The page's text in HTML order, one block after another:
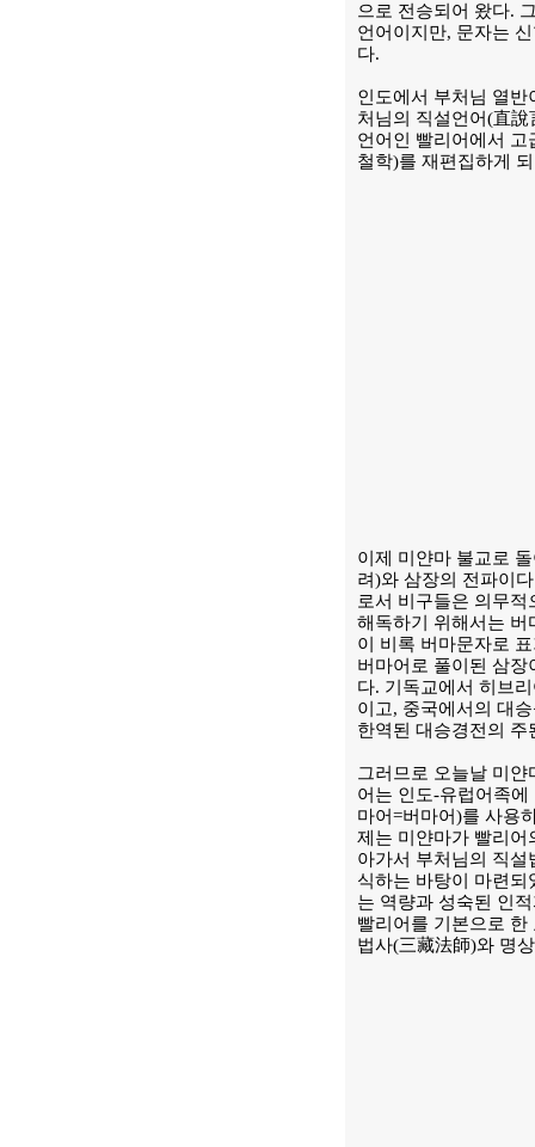
으로 전승되어 왔다.
언어이지만, 문자는
다.
인도에서 부처님 열반
처님의 직설언어(直
언어인 빨리어에서
철학)를 재편집하게
이제 미얀마 불교로
려)와 삼장의 전파이
로서 비구들은 의무
해독하기 위해서는 버
이 비록 버마문자로
버마어로 풀이된 삼
다. 기독교에서 히브
이고, 중국에서의 대
한역된 대승경전의
그러므로 오늘날 미
어는 인도-유럽어족
마어=버마어)를 사용
제는 미얀마가 빨리어
아가서 부처님의 직
식하는 바탕이 마련
는 역량과 성숙된 인
빨리어를 기본으로
법사(三藏法師)와 명